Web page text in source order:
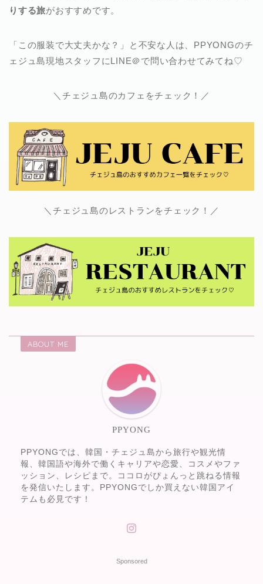
りする旅がおすすめです。
「この服装で大丈夫かな？」と不安な人は、PPYONGのチ
ェジュ島現地スタッフにLINE＠で問い合わせてみてね♡
＼チェジュ島のカフェをチェック！／
＼チェジュ島のレストランをチェック！／
ABOUT ME
PPYONG
PPYONGでは、韓国・チェジュ島から旅行や観光情
報、韓国語や海外で働くキャリアや恋愛、コスメやファ
ッション、レシピまで。ココロがぴょんっと跳ねる情報
を発信いたします。PPYONGでしか買えない韓国アイ
テムも必見です！
Sponsored